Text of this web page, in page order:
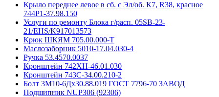
Крыло переднее левое в сб. с Эл/об. К7, R38, красное
744Р1-37.98.150
Услуги по ремонту Блока г/расп. 05SB-23-
21/EHS/K917013573
Крюк ШКЯМ 705.00.000-Т
Маслозаборник 5010-17.04.030-4
Ручка 53.4570.0037
Кронштейн 742ХН-46.01.030
Кронштейн 743С-34.00.210-2
Болт 3М10-6Дх30.88.019 ГОСТ 7796-70 ЗАВОД
Подшипник NUP306 (92306)